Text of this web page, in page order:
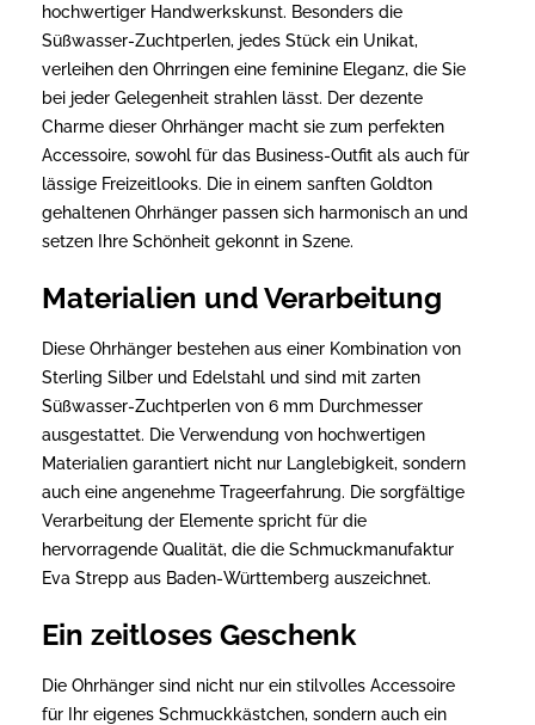
hochwertiger Handwerkskunst. Besonders die
Süßwasser-Zuchtperlen, jedes Stück ein Unikat,
verleihen den Ohrringen eine feminine Eleganz, die Sie
bei jeder Gelegenheit strahlen lässt. Der dezente
Charme dieser Ohrhänger macht sie zum perfekten
Accessoire, sowohl für das Business-Outfit als auch für
lässige Freizeitlooks. Die in einem sanften Goldton
gehaltenen Ohrhänger passen sich harmonisch an und
setzen Ihre Schönheit gekonnt in Szene.
Materialien und Verarbeitung
Diese Ohrhänger bestehen aus einer Kombination von
Sterling Silber und Edelstahl und sind mit zarten
Süßwasser-Zuchtperlen von 6 mm Durchmesser
ausgestattet. Die Verwendung von hochwertigen
Materialien garantiert nicht nur Langlebigkeit, sondern
auch eine angenehme Trageerfahrung. Die sorgfältige
Verarbeitung der Elemente spricht für die
hervorragende Qualität, die die Schmuckmanufaktur
Eva Strepp aus Baden-Württemberg auszeichnet.
Ein zeitloses Geschenk
Die Ohrhänger sind nicht nur ein stilvolles Accessoire
für Ihr eigenes Schmuckkästchen, sondern auch ein